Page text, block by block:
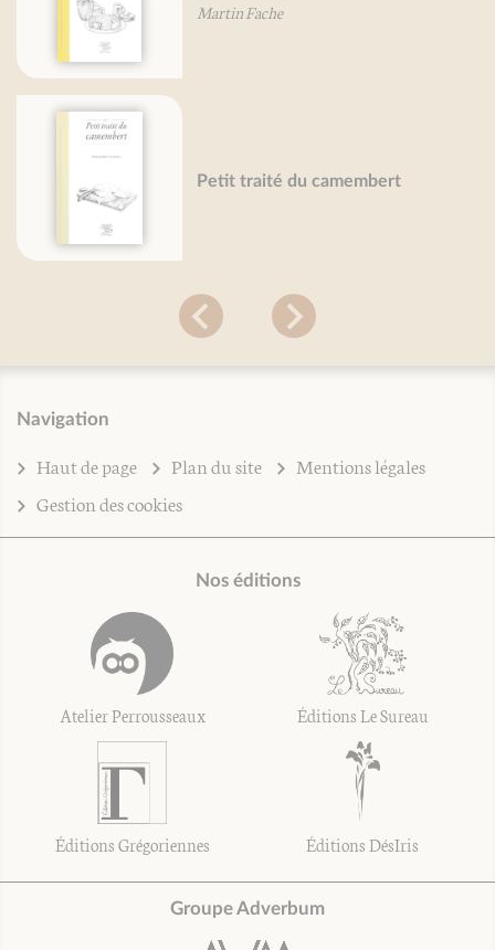
Martin Fache
Petit traité du camembert
Navigation
Haut de page Plan du site
Mentions légales
Gestion des cookies
Nos éditions
Atelier Perrousseaux Éditions Le Sureau
Éditions Grégoriennes Éditions DésIris
Groupe Adverbum